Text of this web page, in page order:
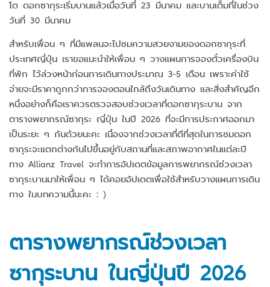
โต ดอกซากุระเริ่มบานแล้วเมื่อวันที่ 23 มีนาคม และบานเต็มที่ในช่วง
วันที่ 30 มีนาคม
สำหรับเพื่อน ๆ ที่มีแพลนจะไปชมความสวยงามของดอกซากุระที่
ประเทศญี่ปุ่น เราขอแนะนำให้เพื่อน ๆ วางแผนการจองตั๋วเครื่องบิน
ที่พัก ไว้ล่วงหน้าก่อนการเดินทางประมาณ 3-5 เดือน เพราะค่าใช้
จ่ายจะมีราคาถูกกว่าการจองตอนใกล้ถึงวันเดินทาง และสิ่งสำคัญอีก
หนึ่งอย่างก็คือเราควรตรวจสอบช่วงเวลาที่ดอกซากุระบาน จาก
ตารางพยากรณ์ซากุระ ญี่ปุ่น ในปี 2026 ที่จะมีการประกาศออกมา
เป็นระยะ ๆ กันด้วยนะคะ เนื่องจากช่วงเวลาที่ดีที่สุดในการชมดอก
ซากุระจะแตกต่างกันไปขึ้นอยู่กับสถานที่และสภาพอากาศในแต่ละปี
ทาง Allianz Travel จะทำการอัปเดตข้อมูลการพยากรณ์ช่วงเวลา
ซากุระบานมาให้เพื่อน ๆ ได้คอยอัปเดตเพื่อใช้สำหรับวางแผนการเดิน
ทาง ในบทความนี้นะคะ : )
ตารางพยากรณ์ช่วงเวลา
ซากุระบาน ในญี่ปุ่นปี 2026